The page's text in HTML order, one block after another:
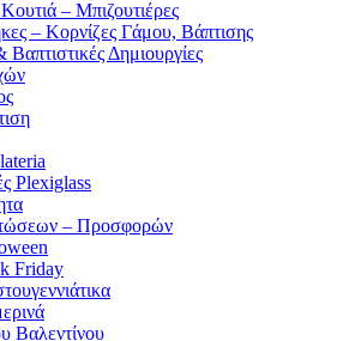
– Μπιζουτιέρες
– Κορνίζες Γάμου, Βάπτισης
Βαπτιστικές Δημιουργίες
Plexiglass
– Προσφορών
Friday
Βαλεντίνου